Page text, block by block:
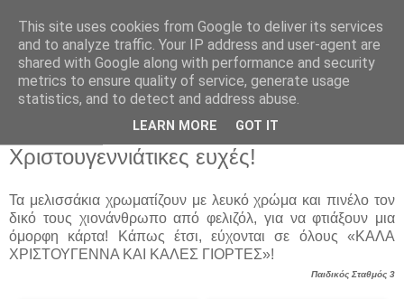
Παιδικός Σταθμός-
Νηπιαγωγείο "ΔΕΛΑΣΑΛ"
Χριστουγεννιάτικες ευχές!
Τα μελισσάκια χρωματίζουν με λευκό χρώμα και πινέλο τον
δικό τους χιονάνθρωπο από φελιζόλ, για να φτιάξουν μια
όμορφη κάρτα! Κάπως έτσι, εύχονται σε όλους «ΚΑΛΑ
ΧΡΙΣΤΟΥΓΕΝΝΑ ΚΑΙ ΚΑΛΕΣ ΓΙΟΡΤΕΣ»!
Παιδικός Σταθμός 3
This site uses cookies from Google to deliver its services
and to analyze traffic. Your IP address and user-agent are
shared with Google along with performance and security
metrics to ensure quality of service, generate usage
statistics, and to detect and address abuse.
LEARN MORE GOT IT